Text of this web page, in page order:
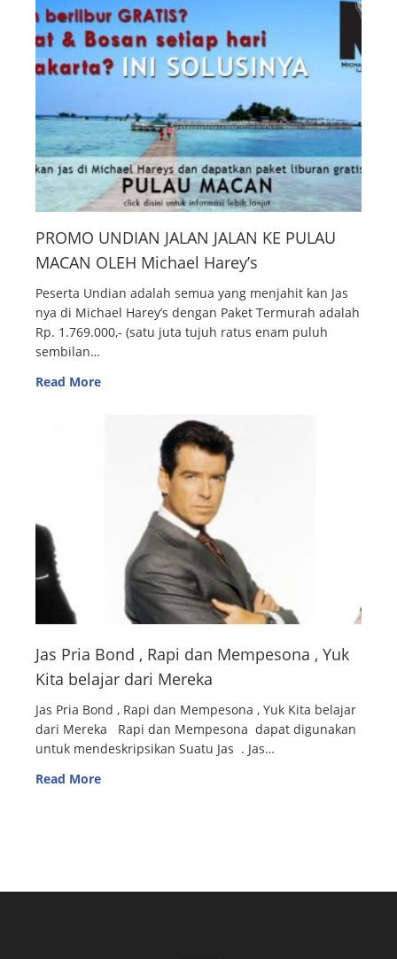
PROMO UNDIAN JALAN JALAN KE PULAU
MACAN OLEH Michael Harey’s
Peserta Undian adalah semua yang menjahit kan Jas
nya di Michael Harey’s dengan Paket Termurah adalah
Rp. 1.769.000,- (satu juta tujuh ratus enam puluh
sembilan…
Read More
Jas Pria Bond , Rapi dan Mempesona , Yuk
Kita belajar dari Mereka
Jas Pria Bond , Rapi dan Mempesona , Yuk Kita belajar
dari Mereka Rapi dan Mempesona dapat digunakan
untuk mendeskripsikan Suatu Jas . Jas…
Read More